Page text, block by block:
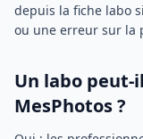
depuis la fiche labo
ou une erreur sur la
Un labo
MesPhotos ?